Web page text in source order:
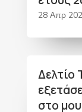
28 Απρ
Δελτίο
στο